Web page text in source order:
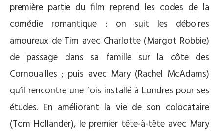
première partie du film reprend les codes de la
comédie romantique : on suit les déboires
amoureux de Tim avec Charlotte (Margot Robbie)
de passage dans sa famille sur la côte des
Cornouailles ; puis avec Mary (Rachel McAdams)
qu’il rencontre une fois installé à Londres pour ses
études. En améliorant la vie de son colocataire
(Tom Hollander), le premier tête-à-tête avec Mary